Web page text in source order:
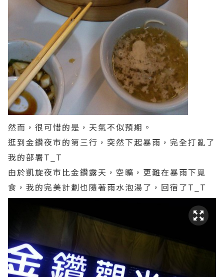
然而，很可惜的是，天氣不似預期。
逛到金鑽夜市的第三行，突然下起暴雨，完全打亂了
我的部署T_T
由於凱旋夜市比金鑽露天，空曠，更難在暴雨下覓
食，我的完美計劃也隨著雨水泡湯了，回宿了T_T